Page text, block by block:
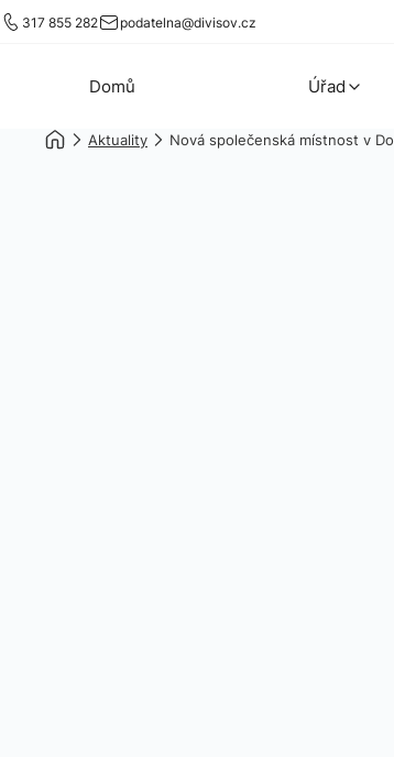
317 855 282 podatelna@divisov.cz
Domů Úřad
Aktuality Nová společenská místnost v